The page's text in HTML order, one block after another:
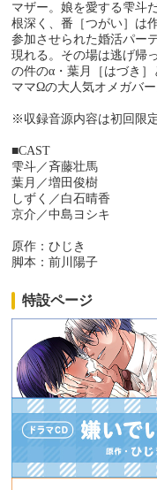
マザー。娘を愛する雫斗
根深く、番［つがい］は
参加させられた婚活パー
現れる。その場は逃げ帰
の件のα・葉月［はづき
ママΩの大人気オメガバ
※収録音源内容は初回限
■CAST
雫斗／斉藤壮馬
葉月／増田俊樹
しずく／白石晴香
京介／中島ヨシキ
原作：ひじき
脚本：前川陽子
特設ページ